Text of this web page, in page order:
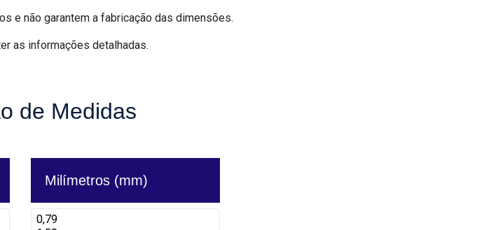
e não garantem a fabricação das dimensões.
as informações detalhadas.
de Medidas
Milímetros (mm)